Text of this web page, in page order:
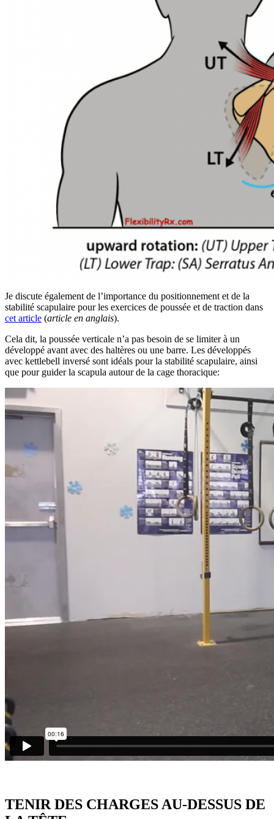
Je discute également de l’importance du positionnement et de la
stabilité scapulaire pour les exercices de poussée et de traction dans
cet article (article en anglais).
Cela dit, la poussée verticale n’a pas besoin de se limiter à un
développé avant avec des haltères ou une barre. Les développés
avec kettlebell inversé sont idéals pour la stabilité scapulaire, ainsi
que pour guider la scapula autour de la cage thoracique:
TENIR DES CHARGES AU-DESSUS DE